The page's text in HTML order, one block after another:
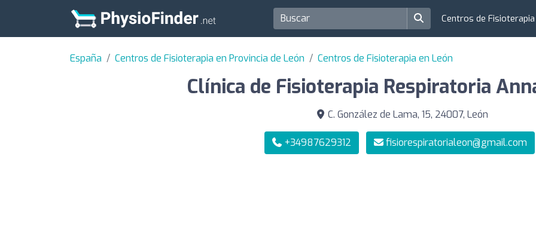
Centros de Fisioterapia
España Centros de Fisioterapia en Provincia de León Centros de Fisioterapia en León
Clínica de Fisioterapia Respiratoria
C. González de Lama, 15, 24007, León
+34987629312 fisiorespiratorialeon@gmail.com